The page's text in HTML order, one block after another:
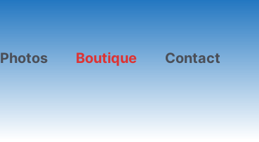
Photos Boutique Contact